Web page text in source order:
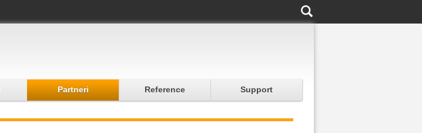
Partneri Reference Support